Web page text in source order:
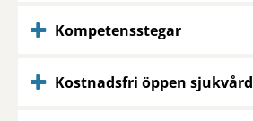
Kompetensstegar
Kostnadsfri öppen sjukvård